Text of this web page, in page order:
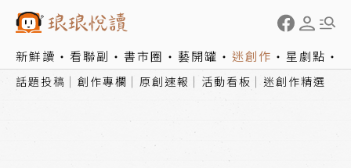
新鮮讀 看聯副 書市圈 藝開罐 迷創作 星劇點
話題投稿 創作專欄 原創速報 活動看板 迷創作精選